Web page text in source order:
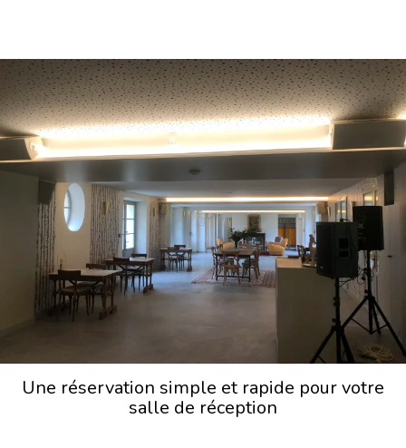
Une réservation simple et rapide pour votre
salle de réception